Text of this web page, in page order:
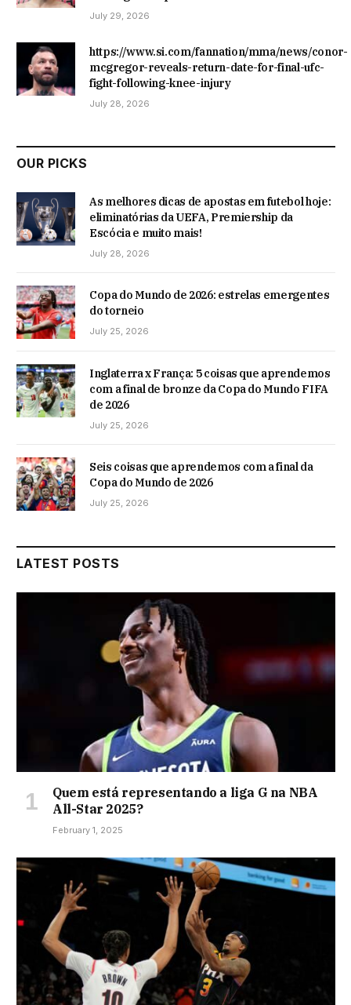
July 29, 2026
https://www.si.com/fannation/mma/news/conor-
mcgregor-reveals-return-date-for-final-ufc-
fight-following-knee-injury
July 28, 2026
OUR PICKS
As melhores dicas de apostas em futebol hoje:
eliminatórias da UEFA, Premiership da
Escócia e muito mais!
July 28, 2026
Copa do Mundo de 2026: estrelas emergentes
do torneio
July 25, 2026
Inglaterra x França: 5 coisas que aprendemos
com a final de bronze da Copa do Mundo FIFA
de 2026
July 25, 2026
Seis coisas que aprendemos com a final da
Copa do Mundo de 2026
July 25, 2026
LATEST POSTS
Quem está representando a liga G na NBA
All-Star 2025?
February 1, 2025